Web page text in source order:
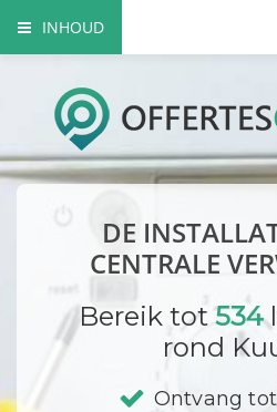
INHOUD
Elementen van een CV
Mogelijke brandstoffen
Milieuvriendelijke opties
Bedrijf registreren
DE
CENTRALE
Bereik tot534
rond
Ontvang